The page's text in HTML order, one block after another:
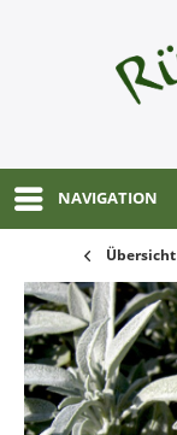
NAVIGATION
Übersicht